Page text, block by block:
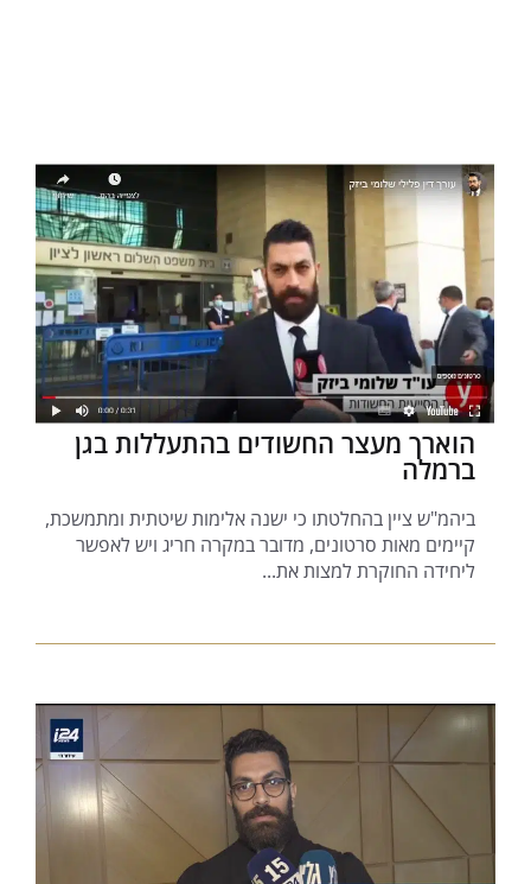
הוארך מעצר החשודים בהתעללות בגן
ברמלה
ביהמ"ש ציין בהחלטתו כי ישנה אלימות שיטתית ומתמשכת,
קיימים מאות סרטונים, מדובר במקרה חריג ויש לאפשר
ליחידה החוקרת למצות את...